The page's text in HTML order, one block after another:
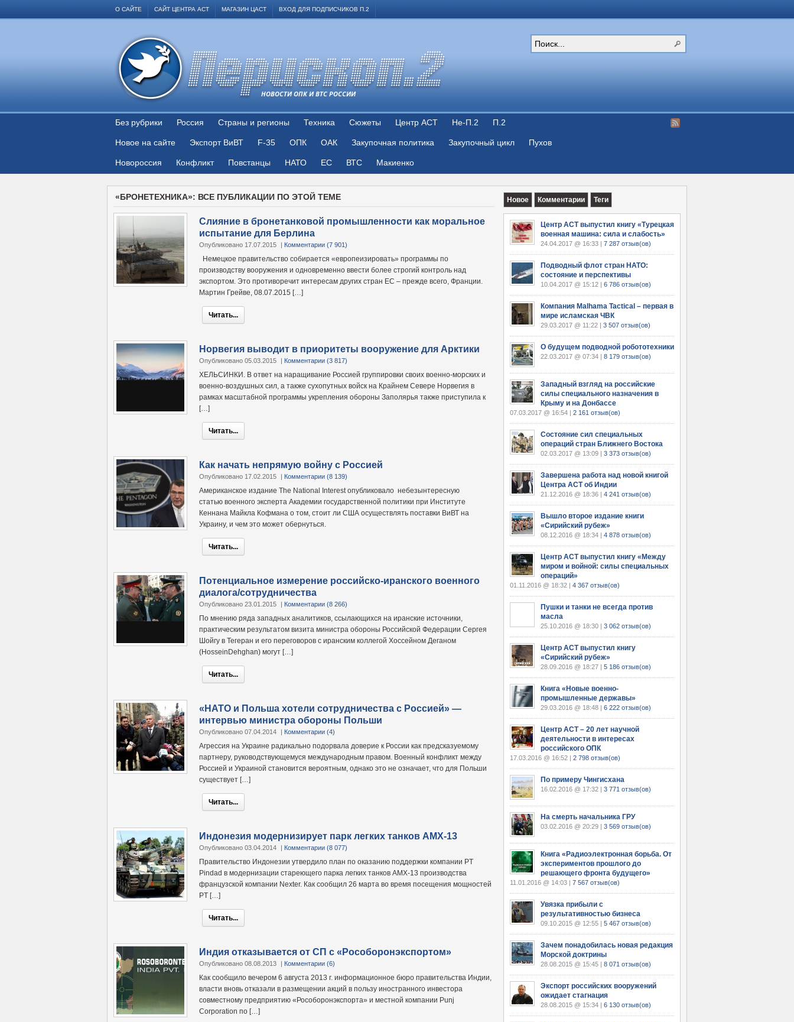
О САЙТЕ САЙТ ЦЕНТРА АСТ МАГАЗИН ЦАСТ ВХОД ДЛЯ ПОДПИСЧИКОВ П.2
НОВОСТИ ОПК И ВТС РОССИИ
Без рубрики Россия Страны и регионы Техника Сюжеты Центр АСТ Не-П.2 П.2
Новое на сайте Экспорт ВиВТ F-35 ОПК ОАК Закупочная политика Закупочный цикл Пухов
Новороссия Конфликт Повстанцы НАТО ЕС ВТС Макиенко
«БРОНЕТЕХНИКА»: ВСЕ ПУБЛИКАЦИИ ПО ЭТОЙ ТЕМЕ
Слияние в бронетанковой промышленности как моральное
испытание для Берлина
Опубликовано 17.07.2015 | Комментарии (7 901)
Немецкое правительство собирается «европеизировать» программы по
производству вооружения и одновременно ввести более строгий контроль над
экспортом. Это противоречит интересам других стран ЕС – прежде всего, Франции.
Мартин Грейве, 08.07.2015 […]
Читать...
Норвегия выводит в приоритеты вооружение для Арктики
Опубликовано 05.03.2015 | Комментарии (3 817)
ХЕЛЬСИНКИ. В ответ на наращивание Россией группировки своих военно-морских и
военно-воздушных сил, а также сухопутных войск на Крайнем Севере Норвегия в
рамках масштабной программы укрепления обороны Заполярья также приступила к
[…]
Читать...
Как начать непрямую войну с Россией
Опубликовано 17.02.2015 | Комментарии (8 139)
Американское издание The National Interest опубликовало небезынтересную
статью военного эксперта Академии государственной политики при Институте
Кеннана Майкла Кофмана о том, стоит ли США осуществлять поставки ВиВТ на
Украину, и чем это может обернуться.
Читать...
Потенциальное измерение российско-иранского военного
диалога/сотрудничества
Опубликовано 23.01.2015 | Комментарии (8 266)
По мнению ряда западных аналитиков, ссылающихся на иранские источники,
практическим результатом визита министра обороны Российской Федерации Сергея
Шойгу в Тегеран и его переговоров с иранским коллегой Хоссейном Деганом
(HosseinDehghan) могут […]
Читать...
«НАТО и Польша хотели сотрудничества с Россией» —
интервью министра обороны Польши
Опубликовано 07.04.2014 | Комментарии (4)
Агрессия на Украине радикально подорвала доверие к России как предсказуемому
партнеру, руководствующемуся международным правом. Военный конфликт между
Россией и Украиной становится вероятным, однако это не означает, что для Польши
существует […]
Читать...
Индонезия модернизирует парк легких танков AMX-13
Опубликовано 03.04.2014 | Комментарии (8 077)
Правительство Индонезии утвердило план по оказанию поддержки компании PT
Pindad в модернизации стареющего парка легких танков AMX-13 производства
французской компании Nexter. Как сообщил 26 марта во время посещения мощностей
PT […]
Читать...
Индия отказывается от СП с «Рособоронэкспортом»
Опубликовано 08.08.2013 | Комментарии (6)
Как сообщило вечером 6 августа 2013 г. информационное бюро правительства Индии,
власти вновь отказали в размещении акций в пользу иностранного инвестора
совместному предприятию «Рособоронэкспорта» и местной компании Punj
Corporation по […]
Новое Комментарии Теги
Центр АСТ выпустил книгу «Турецкая
военная машина: сила и слабость»
24.04.2017 @ 16:33 | 7 287 отзыв(ов)
Подводный флот стран НАТО:
состояние и перспективы
10.04.2017 @ 15:12 | 6 786 отзыв(ов)
Компания Malhama Tactical – первая в
мире исламская ЧВК
29.03.2017 @ 11:22 | 3 507 отзыв(ов)
О будущем подводной робототехники
22.03.2017 @ 07:34 | 8 179 отзыв(ов)
Западный взгляд на российские
силы специального назначения в
Крыму и на Донбассе
07.03.2017 @ 16:54 | 2 161 отзыв(ов)
Состояние сил специальных
операций стран Ближнего Востока
02.03.2017 @ 13:09 | 3 373 отзыв(ов)
Завершена работа над новой книгой
Центра АСТ об Индии
21.12.2016 @ 18:36 | 4 241 отзыв(ов)
Вышло второе издание книги
«Сирийский рубеж»
08.12.2016 @ 18:34 | 4 878 отзыв(ов)
Центр АСТ выпустил книгу «Между
миром и войной: силы специальных
операций»
01.11.2016 @ 18:32 | 4 367 отзыв(ов)
Пушки и танки не всегда против
масла
25.10.2016 @ 18:30 | 3 062 отзыв(ов)
Центр АСТ выпустил книгу
«Сирийский рубеж»
28.09.2016 @ 18:27 | 5 186 отзыв(ов)
Книга «Новые военно-
промышленные державы»
29.03.2016 @ 18:48 | 6 222 отзыв(ов)
Центр АСТ – 20 лет научной
деятельности в интересах
российского ОПК
17.03.2016 @ 16:52 | 2 798 отзыв(ов)
По примеру Чингисхана
16.02.2016 @ 17:32 | 3 771 отзыв(ов)
На смерть начальника ГРУ
03.02.2016 @ 20:29 | 3 569 отзыв(ов)
Книга «Радиоэлектронная борьба. От
экспериментов прошлого до
решающего фронта будущего»
11.01.2016 @ 14:03 | 7 567 отзыв(ов)
Увязка прибыли с
результативностью бизнеса
09.10.2015 @ 12:55 | 5 467 отзыв(ов)
Зачем понадобилась новая редакция
Морской доктрины
28.08.2015 @ 15:45 | 8 071 отзыв(ов)
Экспорт российских вооружений
ожидает стагнация
28.08.2015 @ 15:34 | 6 130 отзыв(ов)